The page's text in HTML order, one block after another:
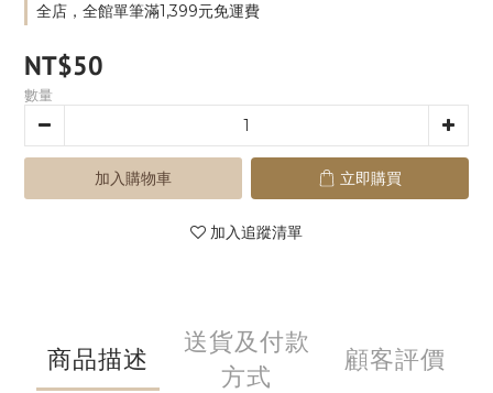
全店，全館單筆滿1,399元免運費
NT$50
數量
加入購物車 立即購買
加入追蹤清單
商品描述
送貨及付款
方式
顧客評價